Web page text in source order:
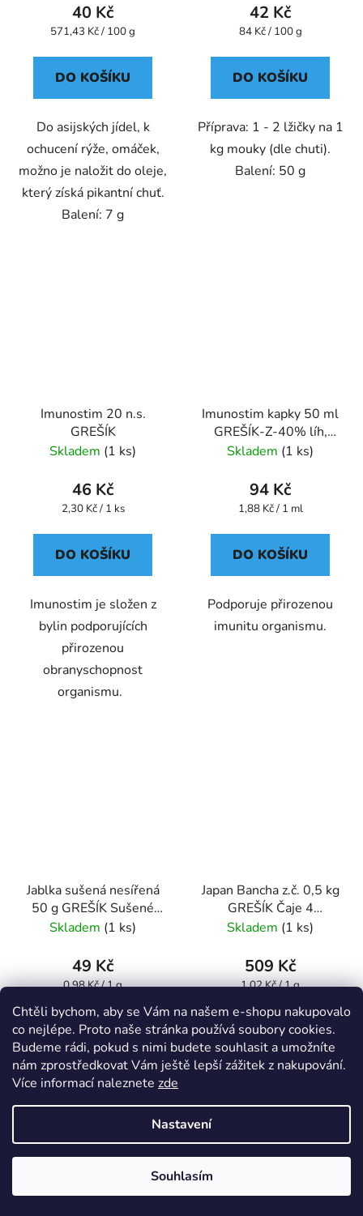
Chtěli bychom, aby se Vám na našem e-shopu nakupovalo
co nejlépe. Proto naše stránka používá soubory cookies.
Budeme rádi, pokud s nimi budete souhlasit a umožníte
nám zprostředkovat Vám ještě lepší zážitek z nakupování.
Více informací naleznete zde
Nastavení
Souhlasím
40 Kč
Měrná
571,43 Kč / 100 g
DO KOŠÍKU
Do asijských jídel, k
ochucení rýže, omáček,
možno je naložit do oleje,
který získá pikantní chuť.
Balení: 7 g
42 Kč
Měrná
84 Kč / 100 g
DO KOŠÍKU
Příprava: 1 - 2 lžičky na 1
kg mouky (dle chuti).
Balení: 50 g
Imunostim 20 n.s.
GREŠÍK
Skladem (1 ks)
46 Kč
Měrná
2,30 Kč / 1 ks
DO KOŠÍKU
Imunostim je složen z
bylin podporujících
přirozenou
obranyschopnost
organismu.
Imunostim kapky 50 ml
GREŠÍK-Z-40% líh,
Devatero bylin kapky
Skladem (1 ks)
94 Kč
Měrná
1,88 Kč / 1 ml
DO KOŠÍKU
Podporuje přirozenou
imunitu organismu.
Jablka sušená nesířená
50 g GREŠÍK Sušené
ovoce
Skladem (1 ks)
49 Kč
Měrná
0,98 Kč / 1 g
DO KOŠÍKU
Z českých jablek!
Japan Bancha z.č. 0,5 kg
GREŠÍK Čaje 4
světadílů
Skladem (1 ks)
509 Kč
Měrná
1,02 Kč / 1 g
DO KOŠÍKU
má nízký obsah kofeinu,
chuť silnou, travnatou,
mírně svíravou. 500 g